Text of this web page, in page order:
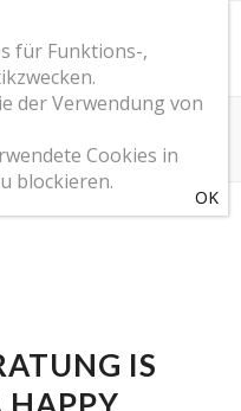
IS
für Funktions-,
der Verwendung von
Cookies in
blockieren.